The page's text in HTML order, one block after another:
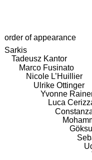
order of appearance
Sarkis
Tadeusz Kantor
Marco Fusinato
Nicole L’Huillier
Ulrike Ottinger
Yvonne
Luca